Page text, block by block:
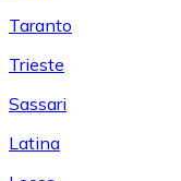
Taranto
Trieste
Sassari
Latina